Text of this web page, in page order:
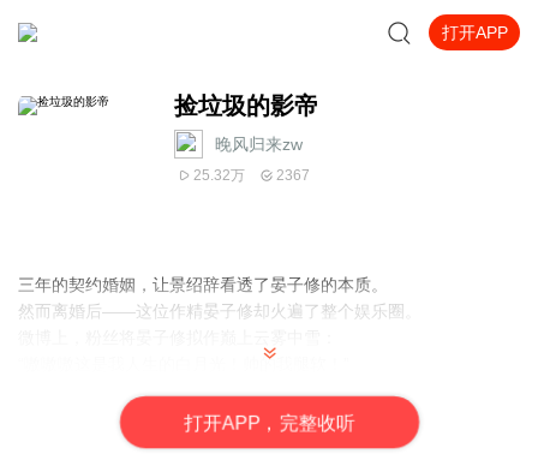
打开APP
捡垃圾的影帝
晚风归来zw
25.32万 2367
三年的契约婚姻，让景绍辞看透了晏子修的本质。
然而离婚后——这位作精晏子修却火遍了整个娱乐圈。
“嗷嗷嗷这是我人生的白月光！帅的我腿软！”
但在生活中，景绍辞却把晏子修当精神病：
“这不是井盖，这是万古镇妖台。”
打开APP，完整收听